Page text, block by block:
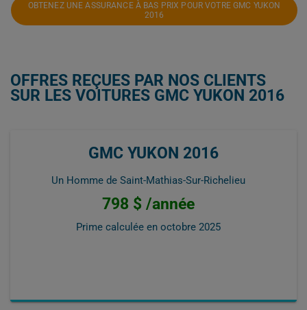
OBTENEZ UNE ASSURANCE À BAS PRIX POUR VOTRE GMC YUKON
2016
OFFRES REÇUES PAR NOS CLIENTS
SUR LES VOITURES GMC YUKON 2016
GMC YUKON 2016
Un Homme de Saint-Mathias-Sur-Richelieu
798 $ /année
Prime calculée en octobre 2025